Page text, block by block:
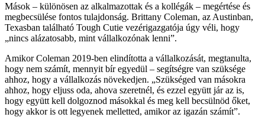
Mások – különösen az alkalmazottak és a kollégák – megértése és
megbecsülése fontos tulajdonság. Brittany Coleman, az Austinban,
Texasban található Tough Cutie vezérigazgatója úgy véli, hogy
„nincs alázatosabb, mint vállalkozónak lenni”.
Amikor Coleman 2019-ben elindította a vállalkozását, megtanulta,
hogy nem számít, mennyit bír egyedül – segítségre van szüksége
ahhoz, hogy a vállalkozás növekedjen. „Szükséged van másokra
ahhoz, hogy eljuss oda, ahova szeretnél, és ezzel együtt jár az is,
hogy együtt kell dolgoznod másokkal és meg kell becsülnöd őket,
hogy akkor is ott legyenek melletted, amikor az igazán számít”.